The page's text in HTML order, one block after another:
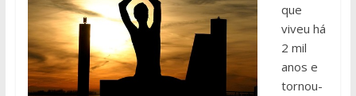
que
viveu há
2 mil
anos e
tornou-